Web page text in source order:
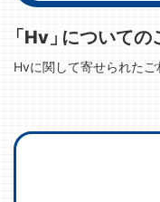
「Hv」についての
Hvに関して寄せられたご